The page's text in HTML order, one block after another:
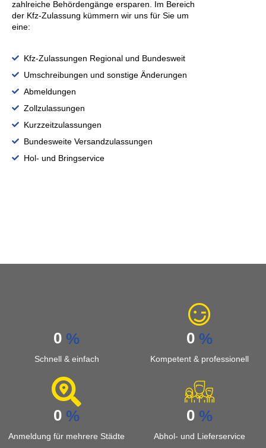
zahlreiche Behördengänge ersparen. Im Bereich
der Kfz-Zulassung kümmern wir uns für Sie um
eine:
Kfz-Zulassungen Regional und Bundesweit
Umschreibungen und sonstige Änderungen
Abmeldungen
Zollzulassungen
Kurzzeitzulassungen
Bundesweite Versandzulassungen
Hol- und Bringservice
0 %
Schnell & einfach
0 %
Kompetent & professionell
0 %
Anmeldung für mehrere Städte
0 %
Abhol- und Lieferservice